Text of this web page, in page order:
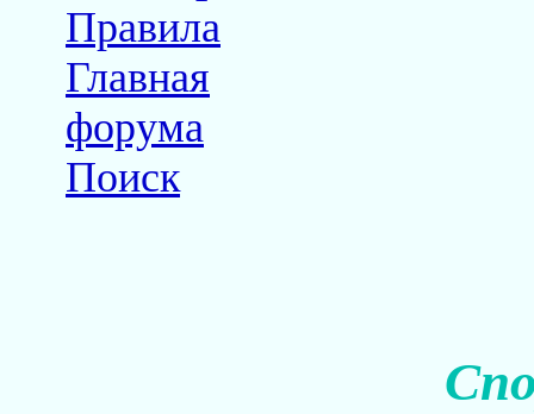
Правила
Главная
форума
Поиск